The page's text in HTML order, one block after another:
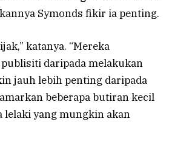
Symonds fikir ia penting.
katanya. “Mereka
daripada melakukan
jauh lebih penting daripada
beberapa butiran kecil
lelaki yang mungkin akan